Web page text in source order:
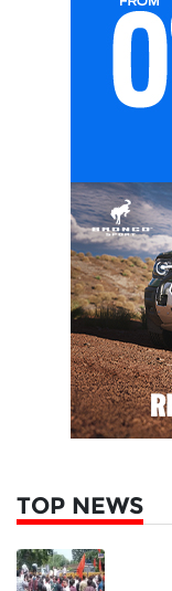
TOP NEWS